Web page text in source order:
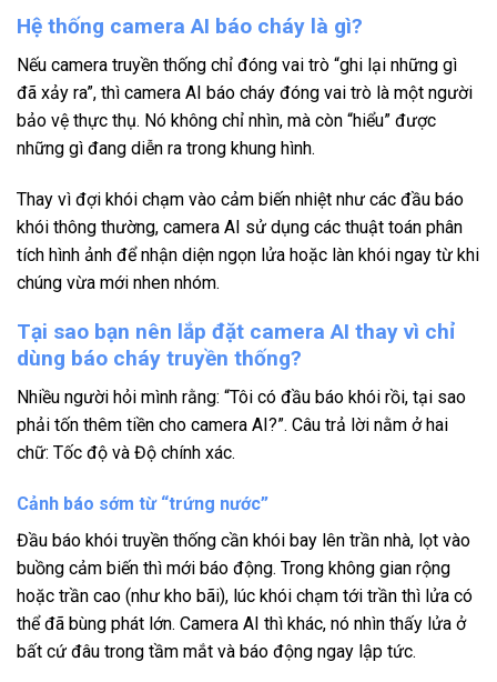
Hệ thống camera AI báo cháy là gì?
Nếu camera truyền thống chỉ đóng vai trò “ghi lại những gì
đã xảy ra”, thì camera AI báo cháy đóng vai trò là một người
bảo vệ thực thụ. Nó không chỉ nhìn, mà còn “hiểu” được
những gì đang diễn ra trong khung hình.
Thay vì đợi khói chạm vào cảm biến nhiệt như các đầu báo
khói thông thường, camera AI sử dụng các thuật toán phân
tích hình ảnh để nhận diện ngọn lửa hoặc làn khói ngay từ khi
chúng vừa mới nhen nhóm.
Tại sao bạn nên lắp đặt camera AI thay vì chỉ
dùng báo cháy truyền thống?
Nhiều người hỏi mình rằng: “Tôi có đầu báo khói rồi, tại sao
phải tốn thêm tiền cho camera AI?”. Câu trả lời nằm ở hai
chữ: Tốc độ và Độ chính xác.
Cảnh báo sớm từ “trứng nước”
Đầu báo khói truyền thống cần khói bay lên trần nhà, lọt vào
buồng cảm biến thì mới báo động. Trong không gian rộng
hoặc trần cao (như kho bãi), lúc khói chạm tới trần thì lửa có
thể đã bùng phát lớn. Camera AI thì khác, nó nhìn thấy lửa ở
bất cứ đâu trong tầm mắt và báo động ngay lập tức.